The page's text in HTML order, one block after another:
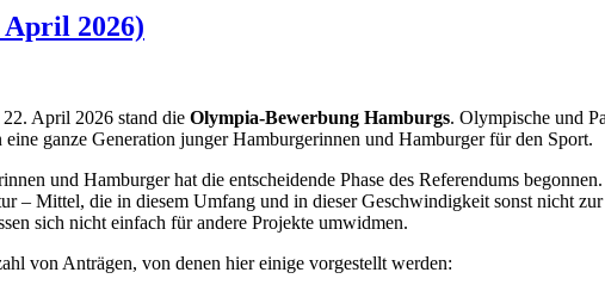
April 2026)
22. April 2026 stand die Olympia-Bewerbung Hamburgs. Olympische und
ganze Generation junger Hamburgerinnen und Hamburger für den Sport.
und Hamburger hat die entscheidende Phase des Referendums
– Mittel, die in diesem Umfang und in dieser Geschwindigkeit sonst nicht
sich nicht einfach für andere Projekte umwidmen.
von Anträgen, von denen hier einige vorgestellt werden: